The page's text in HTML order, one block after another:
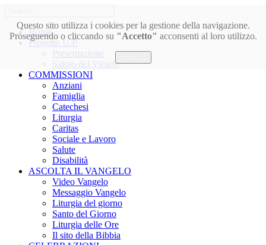
Questo sito utilizza i cookies per la gestione della navigazione.
Proseguendo o cliccando su "Accetto" acconsenti al loro utilizzo.
Home
Progetto U.P.
Presentazione
Saluto del Vicario
COMMISSIONI
Anziani
Famiglia
Catechesi
Liturgia
Caritas
Sociale e Lavoro
Salute
Disabilità
ASCOLTA IL VANGELO
Video Vangelo
Messaggio Vangelo
Liturgia del giorno
Santo del Giorno
Liturgia delle Ore
Il sito della Bibbia